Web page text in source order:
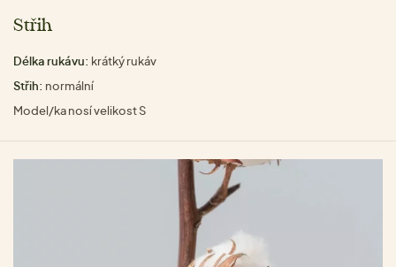
Střih
Délka rukávu: krátký rukáv
Střih: normální
Model/ka nosí velikost S